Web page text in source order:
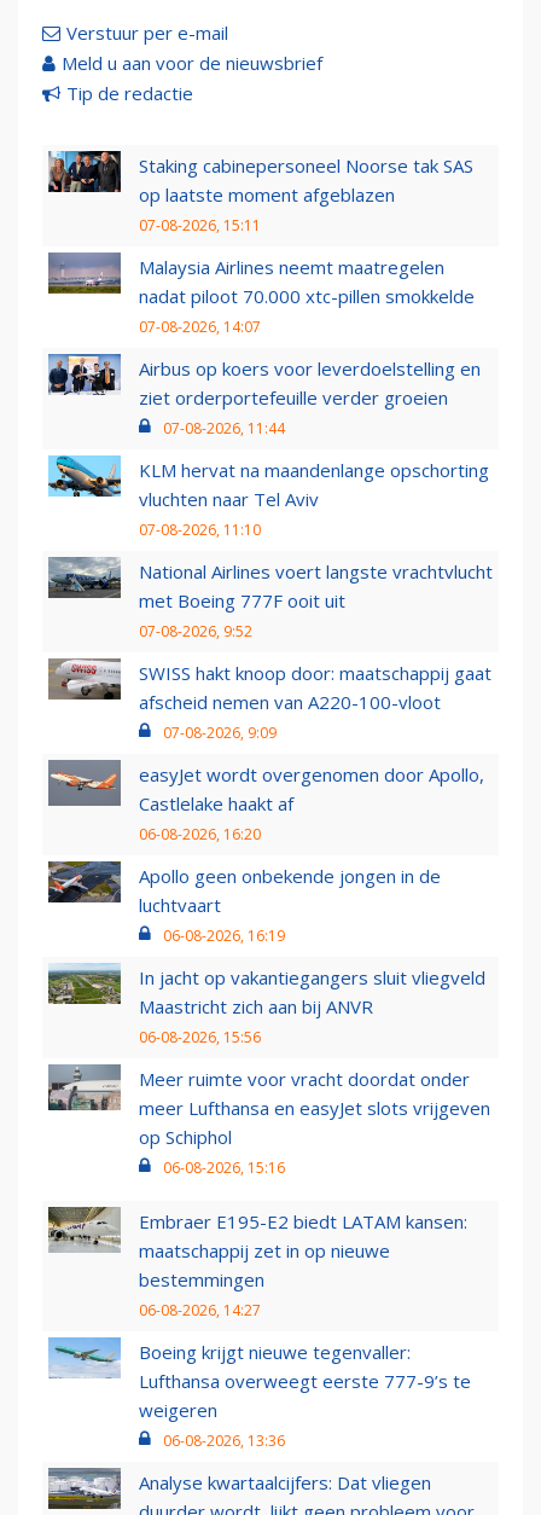
Verstuur per e-mail
Meld u aan voor de nieuwsbrief
Tip de redactie
Staking cabinepersoneel Noorse tak SAS
op laatste moment afgeblazen
07-08-2026, 15:11
Malaysia Airlines neemt maatregelen
nadat piloot 70.000 xtc-pillen smokkelde
07-08-2026, 14:07
Airbus op koers voor leverdoelstelling en
ziet orderportefeuille verder groeien
07-08-2026, 11:44
KLM hervat na maandenlange opschorting
vluchten naar Tel Aviv
07-08-2026, 11:10
National Airlines voert langste vrachtvlucht
met Boeing 777F ooit uit
07-08-2026, 9:52
SWISS hakt knoop door: maatschappij gaat
afscheid nemen van A220-100-vloot
07-08-2026, 9:09
easyJet wordt overgenomen door Apollo,
Castlelake haakt af
06-08-2026, 16:20
Apollo geen onbekende jongen in de
luchtvaart
06-08-2026, 16:19
In jacht op vakantiegangers sluit vliegveld
Maastricht zich aan bij ANVR
06-08-2026, 15:56
Meer ruimte voor vracht doordat onder
meer Lufthansa en easyJet slots vrijgeven
op Schiphol
06-08-2026, 15:16
Embraer E195-E2 biedt LATAM kansen:
maatschappij zet in op nieuwe
bestemmingen
06-08-2026, 14:27
Boeing krijgt nieuwe tegenvaller:
Lufthansa overweegt eerste 777-9’s te
weigeren
06-08-2026, 13:36
Analyse kwartaalcijfers: Dat vliegen